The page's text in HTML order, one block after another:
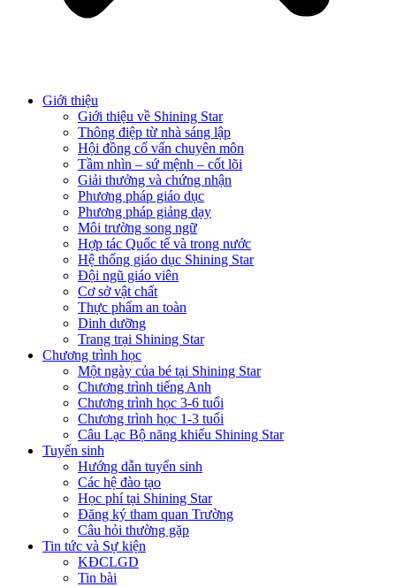
Giới thiệu
Giới thiệu về Shining Star
Thông điệp từ nhà sáng lập
Hội đồng cố vấn chuyên môn
Tầm nhìn – sứ mệnh – cốt lõi
Giải thưởng và chứng nhận
Phương pháp giáo dục
Phương pháp giảng dạy
Môi trường song ngữ
Hợp tác Quốc tế và trong nước
Hệ thống giáo dục Shining Star
Đội ngũ giáo viên
Cơ sở vật chất
Thực phẩm an toàn
Dinh dưỡng
Trang trại Shining Star
Chương trình học
Một ngày của bé tại Shining Star
Chương trình tiếng Anh
Chương trình học 3-6 tuổi
Chương trình học 1-3 tuổi
Câu Lạc Bộ năng khiếu Shining Star
Tuyển sinh
Hướng dẫn tuyển sinh
Các hệ đào tạo
Học phí tại Shining Star
Đăng ký tham quan Trường
Câu hỏi thường gặp
Tin tức và Sự kiện
KĐCLGD
Tin bài